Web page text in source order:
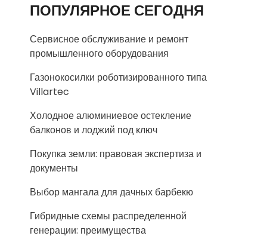
ПОПУЛЯРНОЕ СЕГОДНЯ
Сервисное обслуживание и ремонт
промышленного оборудования
Газонокосилки роботизированного типа
Villartec
Холодное алюминиевое остекление
балконов и лоджий под ключ
Покупка земли: правовая экспертиза и
документы
Выбор мангала для дачных барбекю
Гибридные схемы распределенной
генерации: преимущества